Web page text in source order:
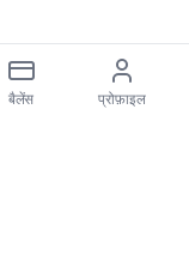
बैलेंस प्रोफ़ाइल